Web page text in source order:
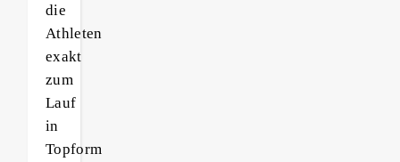
die
Athleten
exakt
zum
Lauf
in
Topform